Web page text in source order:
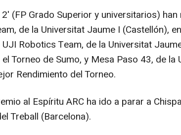
(FP Grado Superior y universitarios)
de la Universitat Jaume I (Castellón),
Robotics Team, de la Universitat
Torneo de Sumo, y Mesa Paso 43, de la
Rendimiento del Torneo.
al Espíritu ARC ha ido a parar a
Treball (Barcelona).